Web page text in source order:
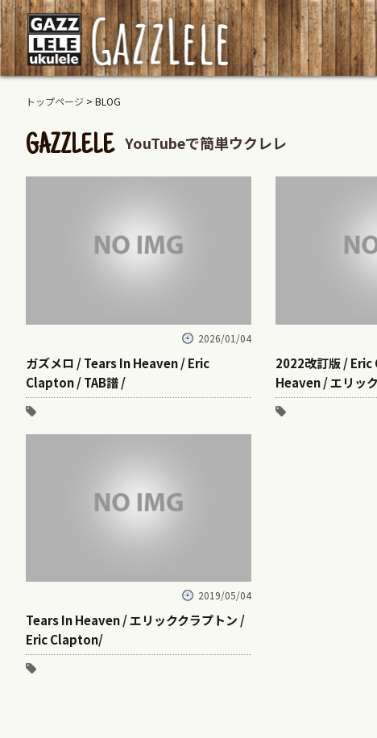
トップページ > BLOG
GAZZLELE YouTubeで簡単ウクレレ
2026/01/04
ガズメロ / Tears In Heaven / Eric
Clapton / TAB譜 /
2022改訂版 /
Heaven / エリッ
2019/05/04
Tears In Heaven / エリッククラプトン /
Eric Clapton/